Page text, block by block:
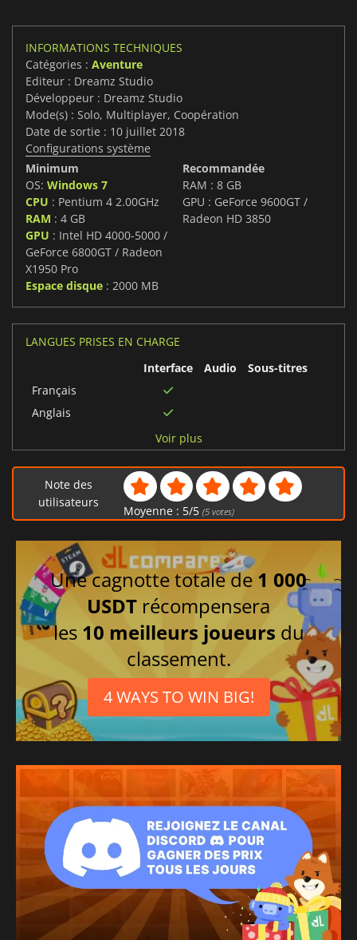
INFORMATIONS TECHNIQUES
Catégories : Aventure
Editeur : Dreamz Studio
Développeur : Dreamz Studio
Mode(s) : Solo, Multiplayer, Coopération
Date de sortie : 10 juillet 2018
Configurations système
Minimum
OS: Windows 7
CPU : Pentium 4 2.00GHz
RAM : 4 GB
GPU : Intel HD 4000-5000 /
GeForce 6800GT / Radeon
X1950 Pro
Espace disque : 2000 MB
Recommandée
RAM : 8 GB
GPU : GeForce 9600GT /
Radeon HD 3850
LANGUES PRISES EN CHARGE
Interface
Audio
Sous-titres
Français
Anglais
Chinois simplifié
Espagnol
Voir plus
Note des
utilisateurs
Moyenne : 5/5 (5votes)
Une cagnotte totale de 1 000
USDT récompensera
les 10 meilleurs joueurs du
classement.
4 WAYS TO WIN BIG!